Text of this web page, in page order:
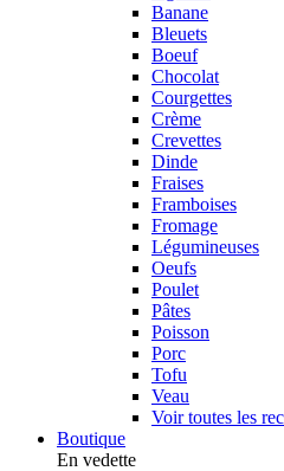
Banane
Bleuets
Boeuf
Chocolat
Courgettes
Crème
Crevettes
Dinde
Fraises
Framboises
Fromage
Légumineuses
Oeufs
Poulet
Pâtes
Poisson
Porc
Tofu
Veau
Voir toutes les
Boutique
En vedette